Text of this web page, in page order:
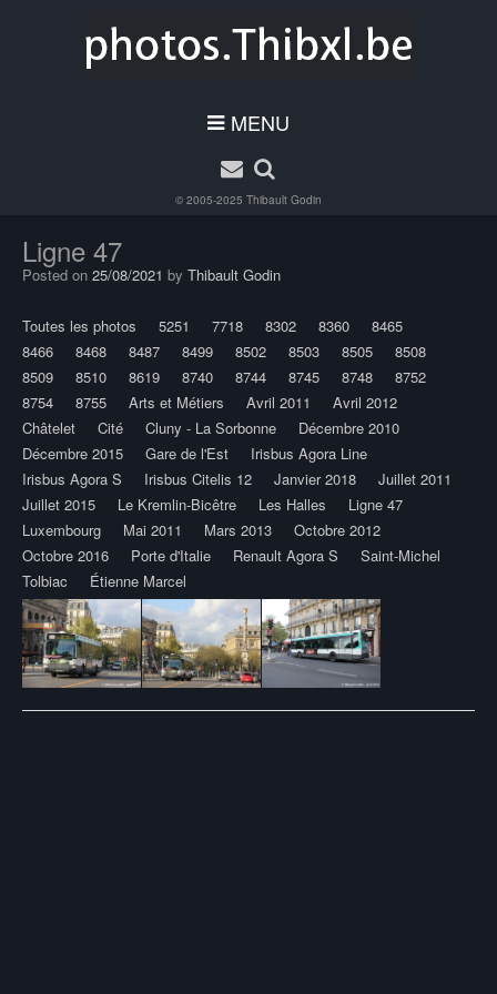
MENU
© 2005-2025 Thibault Godin
Ligne 47
Posted on 25/08/2021 by Thibault Godin
Toutes les photos 5251 7718 8302 8360
8465
8466
8468 8487 8499 8502 8503 8505
8508
8509
8510 8619 8740 8744 8745 8748
8752
8754
8755 Arts et Métiers Avril 2011
Avril 2012
Châtelet
Cité Cluny - La Sorbonne
Décembre 2010
Décembre 2015
Gare de l'Est
Irisbus Agora Line
Irisbus Agora S
Irisbus Citelis 12 Janvier 2018
Juillet 2011
Juillet 2015
Le Kremlin-Bicêtre Les Halles
Ligne 47
Luxembourg
Mai 2011 Mars 2013
Octobre 2012
Octobre 2016
Porte d'Italie Renault Agora S
Saint-Michel
Tolbiac
Étienne Marcel
Post